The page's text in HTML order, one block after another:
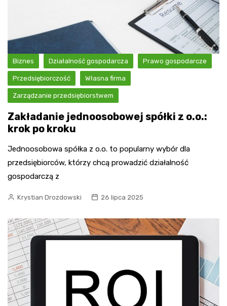
Biznes Działalność gospodarcza Prawo gospodarcze
Przedsiębiorczość Własna firma
Zarządzanie przedsiębiorstwem
Zakładanie jednoosobowej spółki z o.o.:
krok po kroku
Jednoosobowa spółka z o.o. to popularny wybór dla
przedsiębiorców, którzy chcą prowadzić działalność
gospodarczą z
Krystian Drozdowski 26 lipca 2025